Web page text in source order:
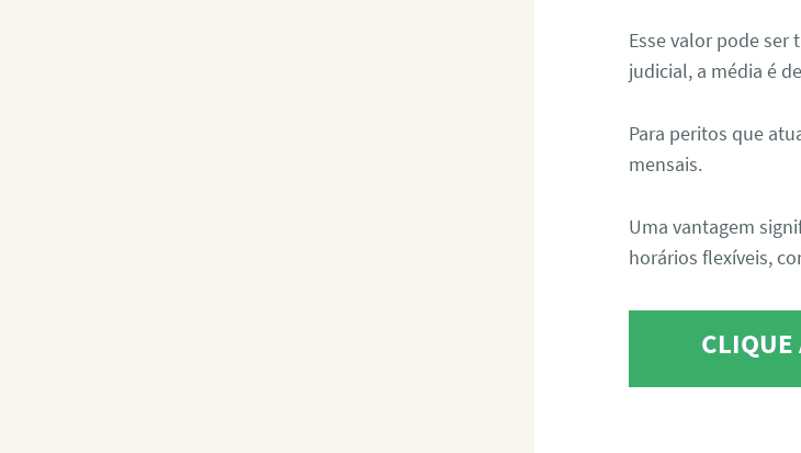
Esse valor pode
judicial, a média é
Para peritos que
mensais.
Uma vantagem
horários flexíveis,
CLIQUE